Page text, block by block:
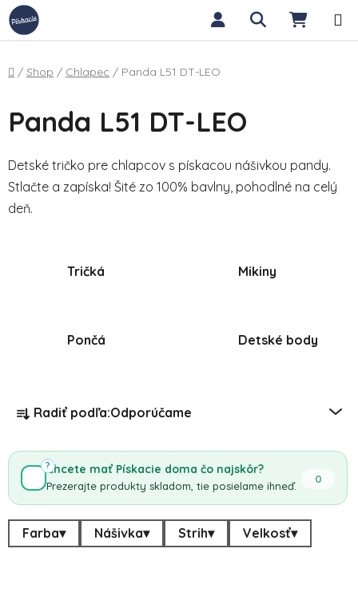
Prejsť na obsah Hľadať
Domov
/ Shop / Chlapec / Panda L51 DT-LEO
Panda L51 DT-LEO
Detské tričko pre chlapcov s pískacou nášivkou pandy.
Stlačte a zapíska! Šité zo 100% bavlny, pohodlné na celý
deň.
Tričká Mikiny
Pončá Detské body
Radenie produktov
Radiť podľa:Odporúčame
Chcete mať Pískacie doma čo najskôr?
Prezerajte produkty skladom, tie posielame ihneď.
0
?
Farba▾ Nášivka▾ Strih▾ Velkosť▾